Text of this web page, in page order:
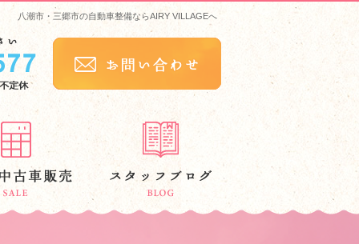
八潮市・三郷市の自動車整備ならAIRY VILLAGEへ